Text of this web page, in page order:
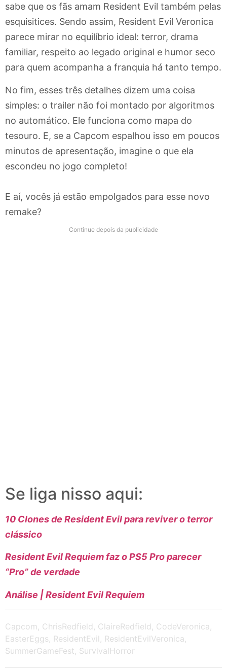
sabe que os fãs amam Resident Evil também pelas
esquisitices. Sendo assim, Resident Evil Veronica
parece mirar no equilíbrio ideal: terror, drama
familiar, respeito ao legado original e humor seco
para quem acompanha a franquia há tanto tempo.
No fim, esses três detalhes dizem uma coisa
simples: o trailer não foi montado por algoritmos
no automático. Ele funciona como mapa do
tesouro. E, se a Capcom espalhou isso em poucos
minutos de apresentação, imagine o que ela
escondeu no jogo completo!
E aí, vocês já estão empolgados para esse novo
remake?
Continue depois da publicidade
Se liga nisso aqui:
10 Clones de Resident Evil para reviver o terror
clássico
Resident Evil Requiem faz o PS5 Pro parecer
“Pro” de verdade
Análise | Resident Evil Requiem
Capcom , ChrisRedfield , ClaireRedfield , CodeVeronica,
EasterEggs, ResidentEvil , ResidentEvilVeronica,
SummerGameFest, SurvivalHorror